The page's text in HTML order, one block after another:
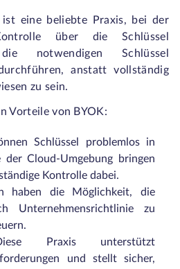
ist eine beliebte Praxis, bei der
über die Schlüssel
notwendigen Schlüssel
anstatt vollständig
zu sein.
Vorteile von BYOK:
Schlüssel problemlos in
der Cloud-Umgebung bringen
Kontrolle dabei.
haben die Möglichkeit, die
Unternehmensrichtlinie zu
Praxis unterstützt
und stellt sicher,